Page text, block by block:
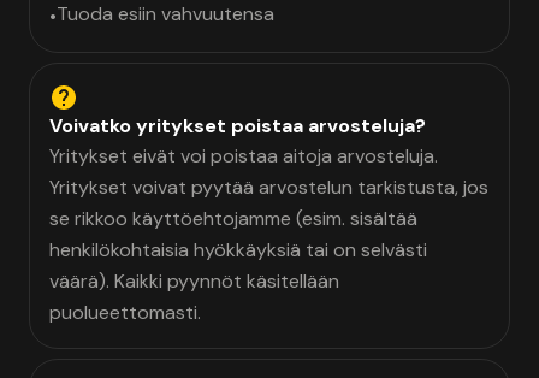
•Tuoda esiin vahvuutensa
Voivatko yritykset poistaa arvosteluja?
Yritykset eivät voi poistaa aitoja arvosteluja.
Yritykset voivat pyytää arvostelun tarkistusta, jos
se rikkoo käyttöehtojamme (esim. sisältää
henkilökohtaisia hyökkäyksiä tai on selvästi
väärä). Kaikki pyynnöt käsitellään
puolueettomasti.